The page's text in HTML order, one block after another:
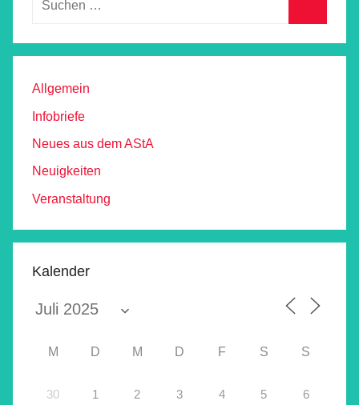
Allgemein
Infobriefe
Neues aus dem AStA
Neuigkeiten
Veranstaltung
Kalender
M D M D F S S
30 1 2 3 4 5 6